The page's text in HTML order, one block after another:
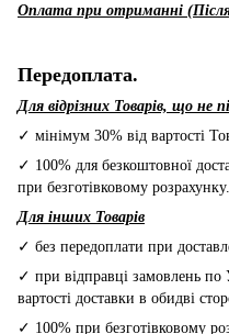
Оплата при отриманні
Передоплата.
Для відрізних Товарів, що не
✓ мінімум 30% від вартості
✓ 100% для безкоштовної
при безготівковому розрахунку.
Для інших Товарів
✓ без передоплати при
✓ при відправці замовлень по
вартості доставки в обидві
✓ 100% при безготівковому